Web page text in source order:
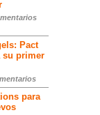
Pact
su primer
para